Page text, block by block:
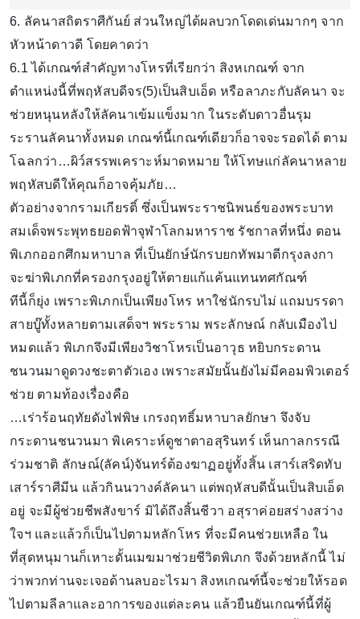
6. ลัคนาสถิตราศีกันย์ ส่วนใหญ่ได้ผลบวกโดดเด่นมากๆ จาก
หัวหน้าดาวดี โดยคาดว่า
6.1 ได้เกณฑ์สำคัญทางโหรที่เรียกว่า สิงหเกณฑ์ จาก
ตำแหน่งนี้ที่พฤหัสบดีจร(5)เป็นสิบเอ็ด หรือลาภะกับลัคนา จะ
ช่วยหนุนหลังให้ลัคนาเข้มแข็งมาก ในระดับดาวอื่นรุม
ระรานลัคนาทั้งหมด เกณฑ์นี้เกณฑ์เดียวก็อาจจะรอดได้ ตาม
โฉลกว่า…ผิว์สรรพเคราะห์มาดหมาย ให้โทษแก่ลัคนาหลาย
พฤหัสบดีให้คุณก็อาจคุ้มภัย…
ตัวอย่างจากรามเกียรติ์ ซึ่งเป็นพระราชนิพนธ์ของพระบาท
สมเด็จพระพุทธยอดฟ้าจุฬาโลกมหาราช รัชกาลที่หนึ่ง ตอน
พิเภกออกศึกมหาบาล ที่เป็นยักษ์นักรบยกทัพมาตีกรุงลงกา
จะฆ่าพิเภกที่ครองกรุงอยู่ให้ตายแก้แค้นแทนทศกัณฑ์
ทีนี้ก็ยุ่ง เพราะพิเภกเป็นเพียงโหร หาใช่นักรบไม่ แถมบรรดา
สายบู๊ทั้งหลายตามเสด็จฯ พระราม พระลักษณ์ กลับเมืองไป
หมดแล้ว พิเภกจึงมีเพียงวิชาโหรเป็นอาวุธ หยิบกระดาน
ชนวนมาดูดวงชะตาตัวเอง เพราะสมัยนั้นยังไม่มีคอมพิวเตอร์
ช่วย ตามท้องเรื่องคือ
…เร่าร้อนฤทัยดังไฟพิษ เกรงฤทธิ์มหาบาลยักษา จึงจับ
กระดานชนวนมา พิเคราะห์ดูชาตาอสุรินทร์ เห็นกาลกรรณี
ร่วมชาติ ลักษณ์(ลัคน์)จันทร์ต้องฆาฏอยู่ทั้งสิ้น เสาร์เสริดทับ
เสาร์ราศีมีน แล้วกินนวางค์ลัคนา แต่พฤหัสบดีนั้นเป็นสิบเอ็ด
อยู่ จะมีผู้ช่วยชีพสังขาร์ มิได้ถึงสิ้นชีวา อสุราค่อยสร่างสว่าง
ใจฯ และแล้วก็เป็นไปตามหลักโหร ที่จะมีคนช่วยเหลือ ใน
ที่สุดหนุมานก็เหาะดั้นเมฆมาช่วยชีวิตพิเภก จึงด้วยหลักนี้ ไม่
ว่าพวกท่านจะเจอด้านลบอะไรมา สิงหเกณฑ์นี้จะช่วยให้รอด
ไปตามลีลาและอาการของแต่ละคน แล้วยืนยันเกณฑ์นี้ที่ผู้